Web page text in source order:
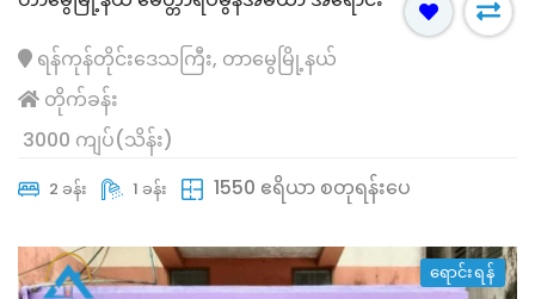
ရန်ကုန်တိုင်းဒေသကြီး, တာမွေမြို့နယ်
တိုက်ခန်း
3000 ကျပ်(သိန်း)
2 ခန်း 1 ခန်း 1550 ဧရိယာ စတုရန်းပေ
ရောင်းရန်